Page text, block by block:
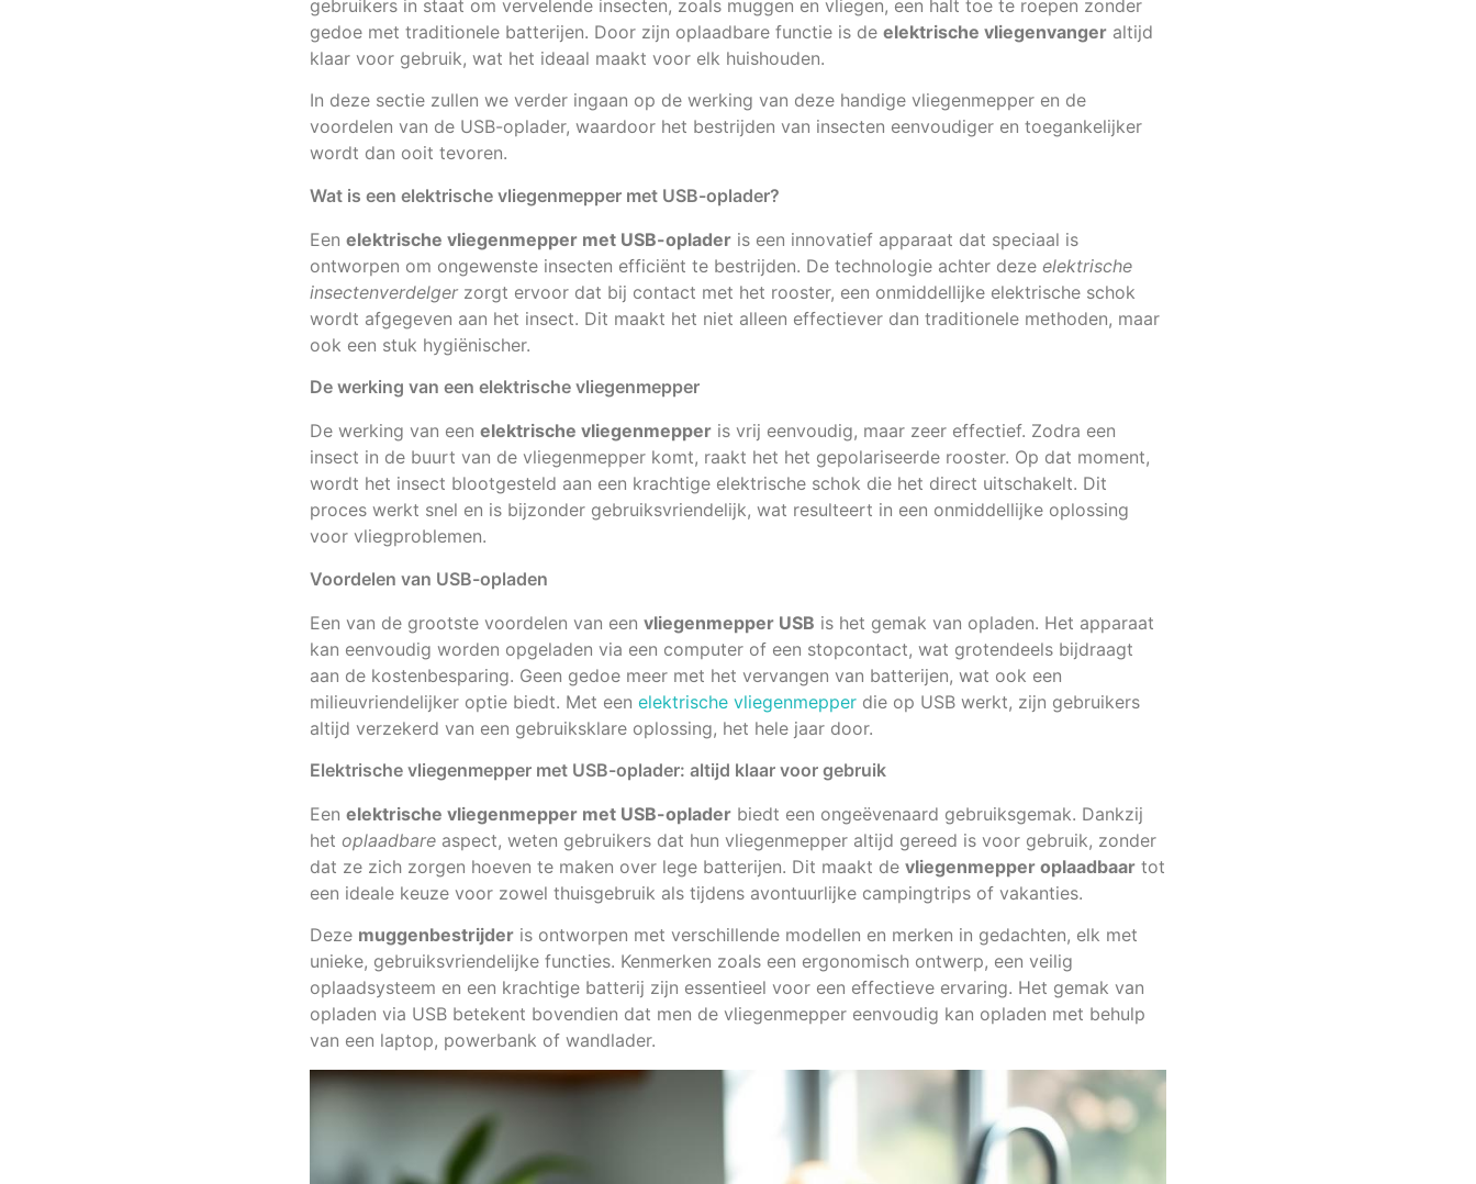
gebruikers in staat om vervelende insecten, zoals muggen en vliegen, een halt toe te roepen zonder
gedoe met traditionele batterijen. Door zijn oplaadbare functie is de elektrische vliegenvanger altijd
klaar voor gebruik, wat het ideaal maakt voor elk huishouden.
In deze sectie zullen we verder ingaan op de werking van deze handige vliegenmepper en de
voordelen van de USB-oplader, waardoor het bestrijden van insecten eenvoudiger en toegankelijker
wordt dan ooit tevoren.
Wat is een elektrische vliegenmepper met USB-oplader?
Een elektrische vliegenmepper met USB-oplader is een innovatief apparaat dat speciaal is
ontworpen om ongewenste insecten efficiënt te bestrijden. De technologie achter deze elektrische
insectenverdelgerzorgt ervoor dat bij contact met het rooster, een onmiddellijke elektrische schok
wordt afgegeven aan het insect. Dit maakt het niet alleen effectiever dan traditionele methoden, maar
ook een stuk hygiënischer.
De werking van een elektrische vliegenmepper
De werking van een elektrische vliegenmepper is vrij eenvoudig, maar zeer effectief. Zodra een
insect in de buurt van de vliegenmepper komt, raakt het het gepolariseerde rooster. Op dat moment,
wordt het insect blootgesteld aan een krachtige elektrische schok die het direct uitschakelt. Dit
proces werkt snel en is bijzonder gebruiksvriendelijk, wat resulteert in een onmiddellijke oplossing
voor vliegproblemen.
Voordelen van USB-opladen
Een van de grootste voordelen van een vliegenmepper USB is het gemak van opladen. Het apparaat
kan eenvoudig worden opgeladen via een computer of een stopcontact, wat grotendeels bijdraagt
aan de kostenbesparing. Geen gedoe meer met het vervangen van batterijen, wat ook een
milieuvriendelijker optie biedt. Met een elektrische vliegenmepper die op USB werkt, zijn gebruikers
altijd verzekerd van een gebruiksklare oplossing, het hele jaar door.
Elektrische vliegenmepper met USB-oplader: altijd klaar voor gebruik
Een elektrische vliegenmepper met USB-oplader biedt een ongeëvenaard gebruiksgemak. Dankzij
het oplaadbare aspect, weten gebruikers dat hun vliegenmepper altijd gereed is voor gebruik, zonder
dat ze zich zorgen hoeven te maken over lege batterijen. Dit maakt de vliegenmepper oplaadbaar tot
een ideale keuze voor zowel thuisgebruik als tijdens avontuurlijke campingtrips of vakanties.
Deze muggenbestrijder is ontworpen met verschillende modellen en merken in gedachten, elk met
unieke, gebruiksvriendelijke functies. Kenmerken zoals een ergonomisch ontwerp, een veilig
oplaadsysteem en een krachtige batterij zijn essentieel voor een effectieve ervaring. Het gemak van
opladen via USB betekent bovendien dat men de vliegenmepper eenvoudig kan opladen met behulp
van een laptop, powerbank of wandlader.